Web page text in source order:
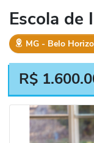
Escola de
MG ‐ Belo
R$